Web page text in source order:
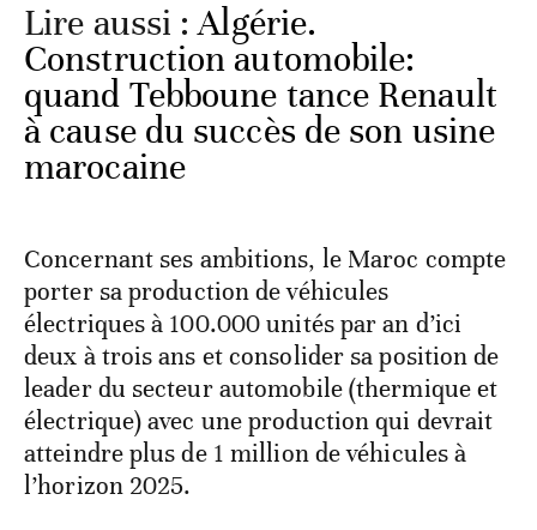
Lire aussi :Algérie.
Construction automobile:
quand Tebboune tance Renault
à cause du succès de son usine
marocaine
Concernant ses ambitions, le Maroc compte
porter sa production de véhicules
électriques à 100.000 unités par an d’ici
deux à trois ans et consolider sa position de
leader du secteur automobile (thermique et
électrique) avec une production qui devrait
atteindre plus de 1 million de véhicules à
l’horizon 2025.